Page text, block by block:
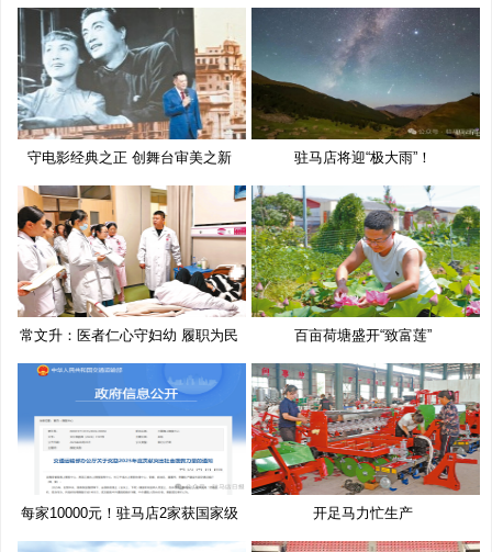
守电影经典之正 创舞台审美之新 驻马店将迎“极大雨”！
常文升：医者仁心守妇幼 履职为民 百亩荷塘盛开“致富莲”
每家10000元！驻马店2家获国家级
奖
开足马力忙生产